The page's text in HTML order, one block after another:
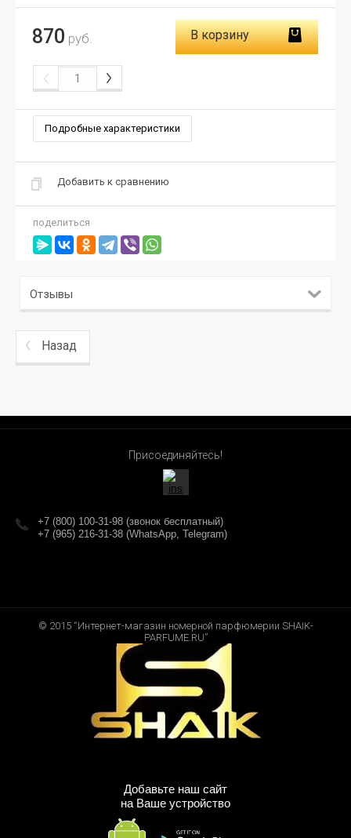
870 руб. В корзину
Подробные характеристики
Добавить к сравнению
поделиться
Отзывы
Назад
Присоединяйтесь!
+7 (800) 100-31-98 (звонок бесплатный)
+7 (965) 216-31-38 (WhatsApp, Telegram)
© 2015 “Интернет-магазин номерной парфюмерии SHAIK-
PARFUME.RU”
Добавьте наш сайт
на Ваше устройство